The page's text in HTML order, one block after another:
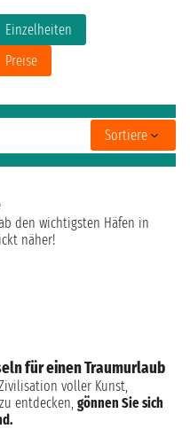
Einzelheiten
Preise
Sortiere
den wichtigsten Häfen in
näher!
für einen Traumurlaub
voller Kunst,
entdecken, gönnen Sie sich